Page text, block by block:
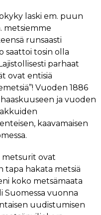
laski em. puun
metsiemme
runsaasti
saattoi tosin olla
parhaat
ovat entisiä
Vuoden 1886
ja vuoden
kaavamaisen
metsurit ovat
tapa hakata metsiä
koko metsämaata
Suomessa vuonna
uudistumisen